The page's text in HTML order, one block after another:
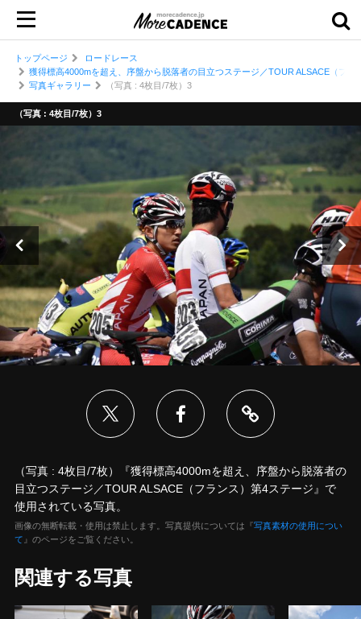
トップページ
ロードレース
獲得標高4000mを超え、序盤から脱落者の目立つステージ／TOUR ALSACE（フラ
写真ギャラリー
（写真 : 4枚目/7枚）3
（写真 : 4枚目/7枚）3
（写真 : 4枚目/7枚）『獲得標高4000mを超え、序盤から脱落者の
目立つステージ／TOUR ALSACE（フランス）第4ステージ』で
使用されている写真。
画像の無断転載・使用は禁止します。写真提供については『写真素材の使用につい
て 』のページをご覧ください。
関連する写真